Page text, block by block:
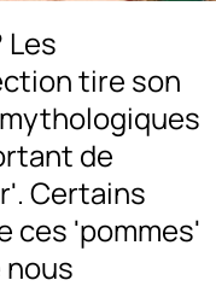
Les
tire son
de
Certains
ces 'pommes'